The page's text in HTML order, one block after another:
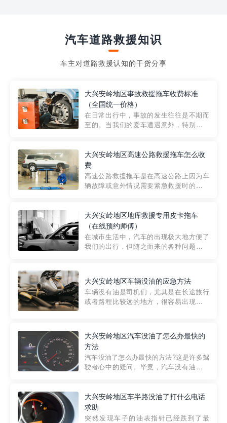
汽车道路救援知识
车主对道路救援认知的干货分享
大兴安岭地区事故救援拖车收费标准
（全国统一价格）
在日常出行中，事故的发生往往是不期而
至的。当我们的爱车遭遇意外，特别是在
对收费标准并不十分了解。穿越者救援详
细解析一下市区事故救援拖车的收费标
准，以及在选用拖车服务时应注...
大兴安岭地区高速公路救援拖车怎么收
费
高速公路救援拖车是在高速公路上因为车
辆故障或意外情况需要紧急救援时的必备
援拖车究竟怎么收费呢? 一般来说，高速公
路救援拖车的收费标准是由当地交通管理
部门制定的。起步价通...
大兴安岭地区地库救援专用皮卡拖车
（在线预约师傅）
在城市生活中，汽车的出现极大地方便了
我们的出行，但随之而来的各种问题也让
紧急情况下，我们需要一种高效可靠的救
援方式。而这时，地库救援专...
大兴安岭地区车辆没油的应急方法
车辆没有油是司机们，尤其是在长途旅行
或者路程比较远的地方，很容易出现这种
的送油师傅，解决没油的紧急情况。 首
先，让我们来了解一下穿...
大兴安岭地区汽车没油了怎么办最快的
方法
汽车没油了怎么办最快的方法?这是许多驾
驶者心中的疑问。毕竟，汽车没有油就无
一种新的解决方案——穿越者小程序。 穿
越者小程序是一款专门解决汽车没油问题
的在线服务平台。通过...
大兴安岭地区车半路没油了打什么电话
求助
突然发现车子的油表指针已经跌到了最